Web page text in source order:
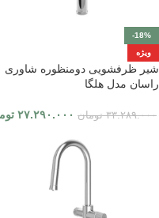
-18%
ویژه
شیر ظرفشویی دومنظوره شاوری
راسان مدل هلگا
۳۳.۲۸۹.۰۰۰ تومان ۲۷.۲۹۰.۰۰۰